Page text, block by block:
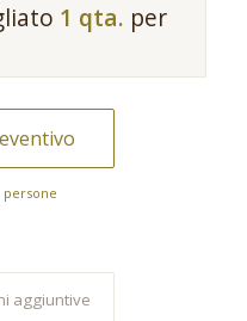
1 qta. per
persone
aggiuntive